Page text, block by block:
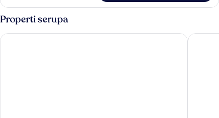
Apartemen
Keluarga,
2
kamar
tidur
Properti serupa
Telegraphenamt Numa